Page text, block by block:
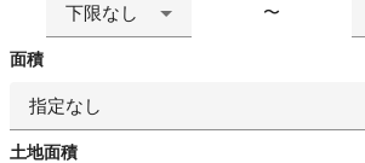
下限なし 〜
面積
指定なし
土地面積